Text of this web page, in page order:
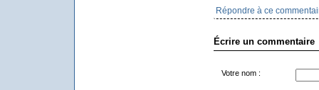
Répondre à ce
Écrire un commentaire
Votre nom :